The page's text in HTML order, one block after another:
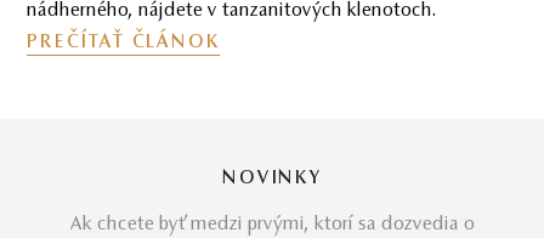
nádherného, nájdete v tanzanitových klenotoch.
PREČÍTAŤ ČLÁNOK
NOVINKY
Ak chcete byť medzi prvými, ktorí sa dozvedia o